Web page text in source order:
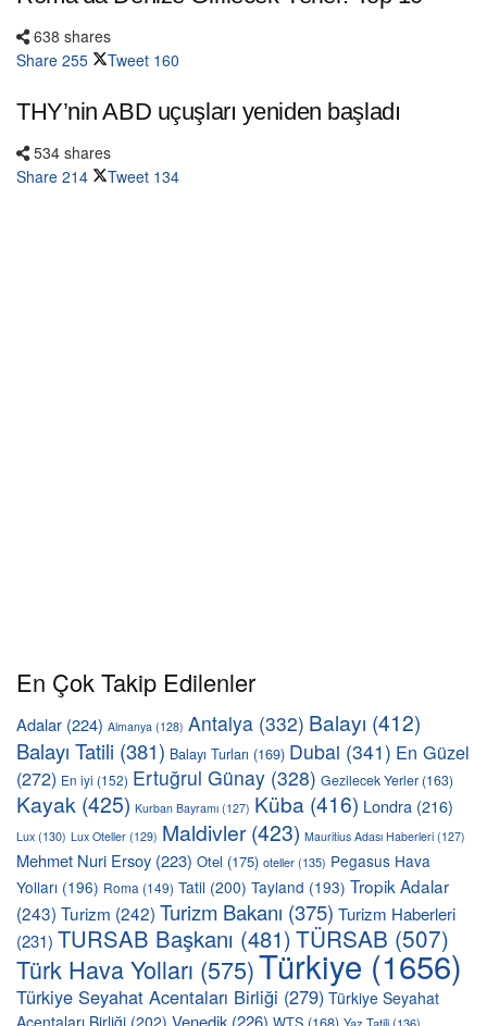
638 shares
Share 255 Tweet 160
THY’nin ABD uçuşları yeniden başladı
534 shares
Share 214 Tweet 134
En Çok Takip Edilenler
Adalar (224) Almanya (128) Antalya (332) Balayı (412)
Balayı Tatili (381) Balayı Turları (169) Dubai (341) En Güzel
(272) En iyi (152) Ertuğrul Günay (328) Gezilecek Yerler (163)
Kayak (425) Kurban Bayramı (127) Küba (416) Londra (216)
Lux (130) Lux Oteller (129) Maldivler(423) Mauritius Adası Haberleri (127)
Mehmet Nuri Ersoy (223) Otel (175) oteller(135) Pegasus Hava
Yolları (196) Roma (149) Tatil (200) Tayland (193) Tropik Adalar
(243) Turizm (242) Turizm Bakanı (375) Turizm Haberleri
(231) TURSAB Başkanı (481)TÜRSAB (507)
Türk Hava Yolları (575)Türkiye (1656)
Türkiye Seyahat Acentaları Birliği (279) Türkiye Seyahat